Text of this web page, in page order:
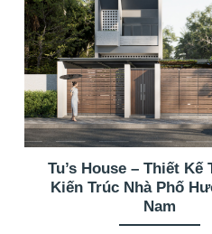
Tu’s House – Thiết Kế
Kiến Trúc Nhà Phố
Nam